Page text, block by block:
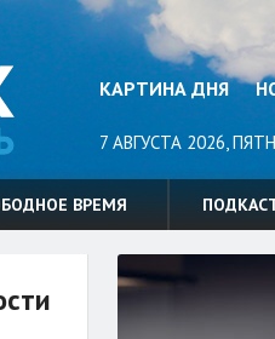
КАРТИНА ДНЯ
7 АВГУСТА 2026,
ВРЕМЯ